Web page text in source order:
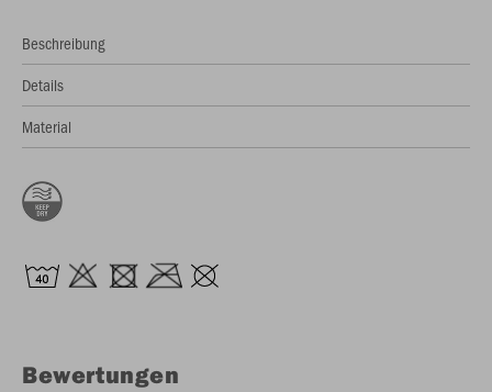
Beschreibung
Details
Material
Bewertungen